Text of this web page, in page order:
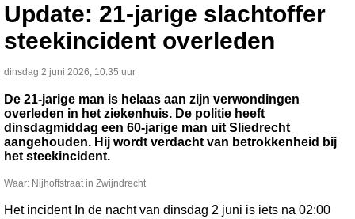
Update: 21-jarige slachtoffer
steekincident overleden
dinsdag 2 juni 2026, 10:35 uur
De 21-jarige man is helaas aan zijn verwondingen
overleden in het ziekenhuis. De politie heeft
dinsdagmiddag een 60-jarige man uit Sliedrecht
aangehouden. Hij wordt verdacht van betrokkenheid bij
het steekincident.
Waar: Nijhoffstraat in Zwijndrecht
Het incident In de nacht van dinsdag 2 juni is iets na 02:00